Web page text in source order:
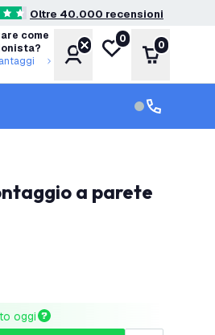
di valutazione
Oltre 40.000 recensioni
come
AccountLista desideri
0
Carrello
0
Servizio
Assistenza
a parete
oggi